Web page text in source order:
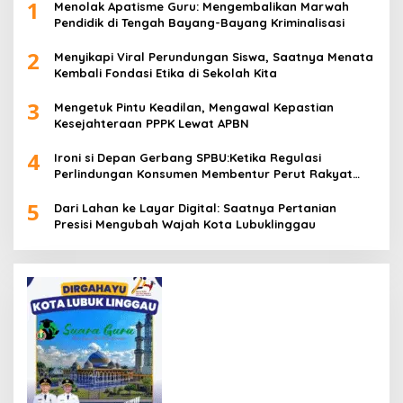
1
Menolak Apatisme Guru: Mengembalikan Marwah
Pendidik di Tengah Bayang-Bayang Kriminalisasi
2
Menyikapi Viral Perundungan Siswa, Saatnya Menata
Kembali Fondasi Etika di Sekolah Kita
3
Mengetuk Pintu Keadilan, Mengawal Kepastian
Kesejahteraan PPPK Lewat APBN
4
Ironi si Depan Gerbang SPBU:Ketika Regulasi
Perlindungan Konsumen Membentur Perut Rakyat
5
Dari Lahan ke Layar Digital: Saatnya Pertanian
Presisi Mengubah Wajah Kota Lubuklinggau